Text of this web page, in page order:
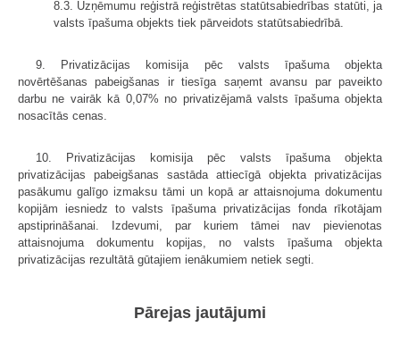
8.3. Uzņēmumu reģistrā reģistrētas statūtsabiedrības statūti, ja
valsts īpašuma objekts tiek pārveidots statūtsabiedrībā.
9. Privatizācijas komisija pēc valsts īpašuma objekta
novērtēšanas pabeigšanas ir tiesīga saņemt avansu par paveikto
darbu ne vairāk kā 0,07% no privatizējamā valsts īpašuma objekta
nosacītās cenas.
10. Privatizācijas komisija pēc valsts īpašuma objekta
privatizācijas pabeigšanas sastāda attiecīgā objekta privatizācijas
pasākumu galīgo izmaksu tāmi un kopā ar attaisnojuma dokumentu
kopijām iesniedz to valsts īpašuma privatizācijas fonda rīkotājam
apstiprināšanai. Izdevumi, par kuriem tāmei nav pievienotas
attaisnojuma dokumentu kopijas, no valsts īpašuma objekta
privatizācijas rezultātā gūtajiem ienākumiem netiek segti.
Pārejas jautājumi